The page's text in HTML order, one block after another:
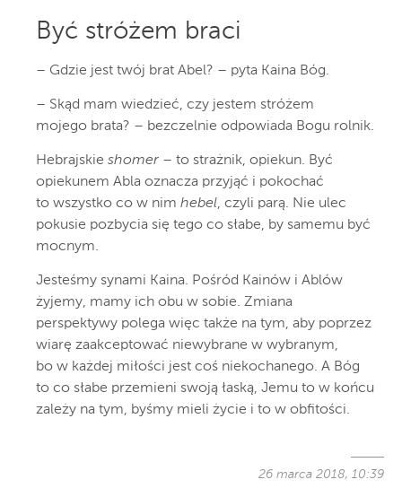
Być stróżem braci
– Gdzie jest twój brat Abel? – pyta Kaina Bóg.
– Skąd mam wiedzieć, czy jestem stróżem
mojego brata? – bezczelnie odpowiada Bogu rolnik.
Hebrajskie shomer – to strażnik, opiekun. Być
opiekunem Abla oznacza przyjąć i pokochać
to wszystko co w nim hebel, czyli parą. Nie ulec
pokusie pozbycia się tego co słabe, by samemu być
mocnym.
Jesteśmy synami Kaina. Pośród Kainów i Ablów
żyjemy, mamy ich obu w sobie. Zmiana
perspektywy polega więc także na tym, aby poprzez
wiarę zaakceptować niewybrane w wybranym,
bo w każdej miłości jest coś niekochanego. A Bóg
to co słabe przemieni swoją łaską, Jemu to w końcu
zależy na tym, byśmy mieli życie i to w obfitości.
26 marca 2018, 10:39